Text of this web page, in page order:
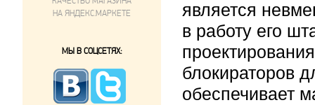
является
в работу его
блокираторов
обеспечивает
МЫ В СОЦСЕТЯХ: